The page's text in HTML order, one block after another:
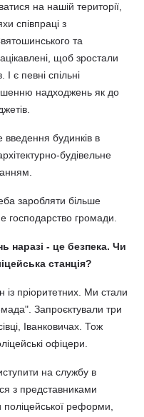
на нашій території,
співпраці з
та
щоб зростали
є певні спільні
надходжень як до
будинків в
будівельне
заробляти більше
господарство громади.
наразі - це безпека. Чи
станція?
пріоритетних. Ми стали
Запроєктували три
Іванковичах. Тож
офіцери.
на службу в
з представниками
поліцейської реформи,